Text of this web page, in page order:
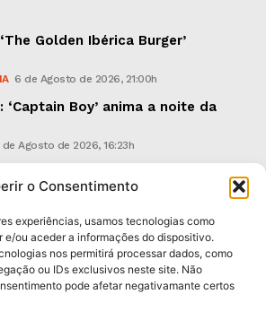
o Consentimento
experiências, usamos tecnologias como
e/ou aceder a informações do dispositivo.
nos permitirá processar dados, como
ou IDs exclusivos neste site. Não
pode afetar negativamante certos
Golden Ibérica Burger’
6 de Agosto de 2026, 21:00h
‘Captain Boy’ anima a noite da
de Agosto de 2026, 16:23h
Ricardo Araújo